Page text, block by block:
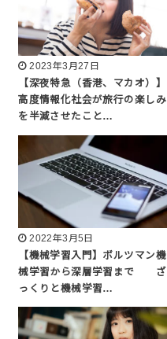
2023年3月27日
【深夜特急（香港、マカオ）】
高度情報化社会が旅行の楽しみ
を半減させたこと…
2022年3月5日
【機械学習入門】ボルツマン機
械学習から深層学習まで ざ
っくりと機械学習…